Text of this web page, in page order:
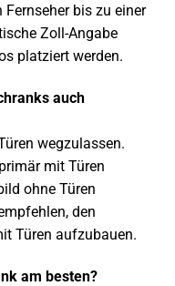
Fernseher bis zu einer
Zoll-Angabe
platziert werden.
auch
wegzulassen.
mit Türen
ohne Türen
den
Türen aufzubauen.
am besten?